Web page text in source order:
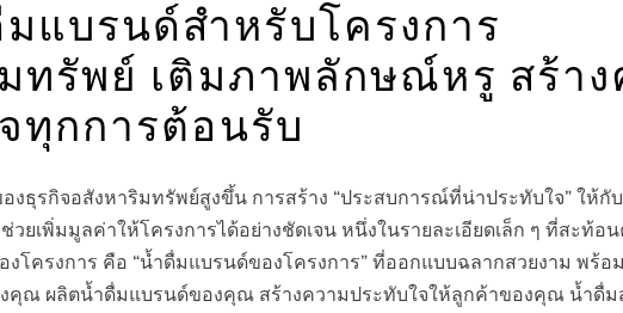
แบรนด์สำหรับโครงการ
ทรัพย์ เติมภาพลักษณ์หรู สร้าง
ทุกการต้อนรับ
งธุรกิจอสังหาริมทรัพย์สูงขึ้น การสร้าง “ประสบการณ์ที่น่าประทับใจ” ให้กั
ยเพิ่มมูลค่าให้โครงการได้อย่างชัดเจน หนึ่งในรายละเอียดเล็ก ๆ ที่สะท้อ
งโครงการ คือ “น้ำดื่มแบรนด์ของโครงการ” ที่ออกแบบฉลากสวยงาม พร้อ
คุณ ผลิตน้ำดื่มแบรนด์ของคุณ สร้างความประทับใจให้ลูกค้าของคุณ น้ำดื่ม